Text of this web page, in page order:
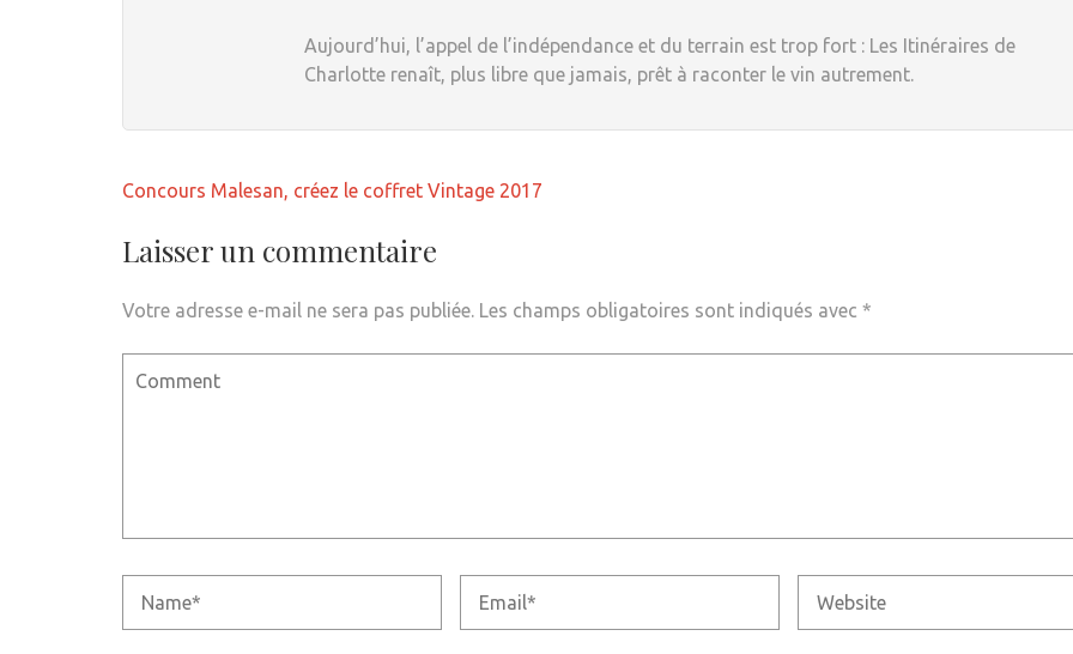
Aujourd’hui, l’appel de l’indépendance et du terrain est trop fort : Les Itinéraires de
Charlotte renaît, plus libre que jamais, prêt à raconter le vin autrement.
Navigation
l’article
Concours Malesan, créez le coffret Vintage 2017
Laisser un commentaire
Votre adresse e-mail ne sera pas publiée. Les champs obligatoires sont indiqués avec *